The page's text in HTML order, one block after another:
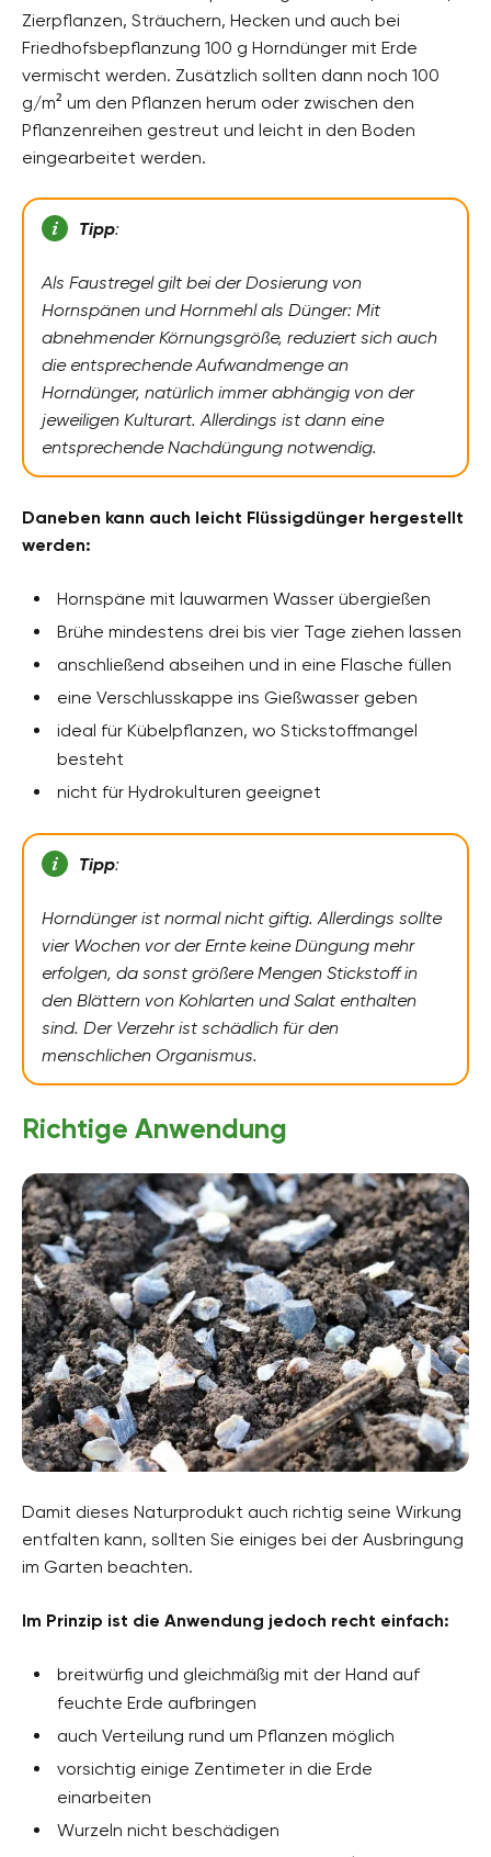
Zierpflanzen, Sträuchern, Hecken und auch bei
Friedhofsbepflanzung 100 g Horndünger mit Erde
vermischt werden. Zusätzlich sollten dann noch 100
g/m² um den Pflanzen herum oder zwischen den
Pflanzenreihen gestreut und leicht in den Boden
eingearbeitet werden.
Tipp:
Als Faustregel gilt bei der Dosierung von
Hornspänen und Hornmehl als Dünger: Mit
abnehmender Körnungsgröße, reduziert sich auch
die entsprechende Aufwandmenge an
Horndünger, natürlich immer abhängig von der
jeweiligen Kulturart. Allerdings ist dann eine
entsprechende Nachdüngung notwendig.
Daneben kann auch leicht Flüssigdünger hergestellt
werden:
Hornspäne mit lauwarmen Wasser übergießen
Brühe mindestens drei bis vier Tage ziehen lassen
anschließend abseihen und in eine Flasche füllen
eine Verschlusskappe ins Gießwasser geben
ideal für Kübelpflanzen, wo Stickstoffmangel
besteht
nicht für Hydrokulturen geeignet
Tipp:
Horndünger ist normal nicht giftig. Allerdings sollte
vier Wochen vor der Ernte keine Düngung mehr
erfolgen, da sonst größere Mengen Stickstoff in
den Blättern von Kohlarten und Salat enthalten
sind. Der Verzehr ist schädlich für den
menschlichen Organismus.
Richtige Anwendung
Damit dieses Naturprodukt auch richtig seine Wirkung
entfalten kann, sollten Sie einiges bei der Ausbringung
im Garten beachten.
Im Prinzip ist die Anwendung jedoch recht einfach:
breitwürfig und gleichmäßig mit der Hand auf
feuchte Erde aufbringen
auch Verteilung rund um Pflanzen möglich
vorsichtig einige Zentimeter in die Erde
einarbeiten
Wurzeln nicht beschädigen